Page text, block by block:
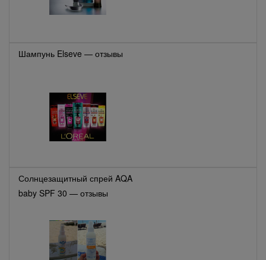
Шампунь Elseve — отзывы
Солнцезащитный спрей AQA
baby SPF 30 — отзывы